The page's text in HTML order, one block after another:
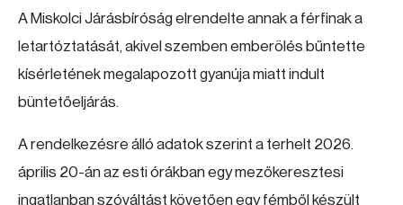
A Miskolci Járásbíróság elrendelte annak a férfinak a
letartóztatását, akivel szemben emberölés bűntette
kísérletének megalapozott gyanúja miatt indult
büntetőeljárás.
A rendelkezésre álló adatok szerint a terhelt 2026.
április 20-án az esti órákban egy mezőkeresztesi
ingatlanban szóváltást követően egy fémből készült